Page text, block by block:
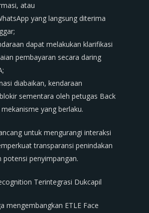
atau
yang langsung diterima
dapat melakukan klarifikasi
pembayaran secara daring
diabaikan, kendaraan
sementara oleh petugas Back
yang berlaku.
untuk mengurangi interaksi
transparansi penindakan
potensi penyimpangan.
Terintegrasi Dukcapil
mengembangkan ETLE Face